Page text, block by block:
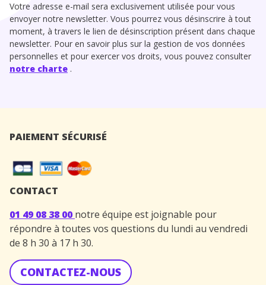
Votre adresse e-mail sera exclusivement utilisée pour vous
envoyer notre newsletter. Vous pourrez vous désinscrire à tout
moment, à travers le lien de désinscription présent dans chaque
newsletter. Pour en savoir plus sur la gestion de vos données
personnelles et pour exercer vos droits, vous pouvez consulter
notre charte .
PAIEMENT SÉCURISÉ
CONTACT
01 49 08 38 00 notre équipe est joignable pour
répondre à toutes vos questions du lundi au vendredi
de 8 h 30 à 17 h 30.
CONTACTEZ-NOUS